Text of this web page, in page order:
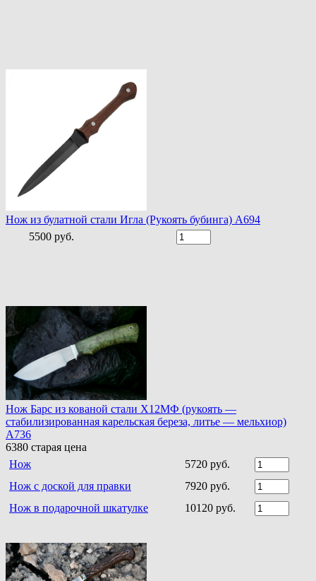
Нож из булатной стали Игла (Рукоять бубинга) A694
5500 руб.
Нож Барс из кованой стали Х12МФ (рукоять —
стабилизированная карельская береза, литье — мельхиор)
A736
6380 старая цена
Нож
5720 руб.
Нож с доской для правки
7920 руб.
Нож в подарочной шкатулке
10120 руб.